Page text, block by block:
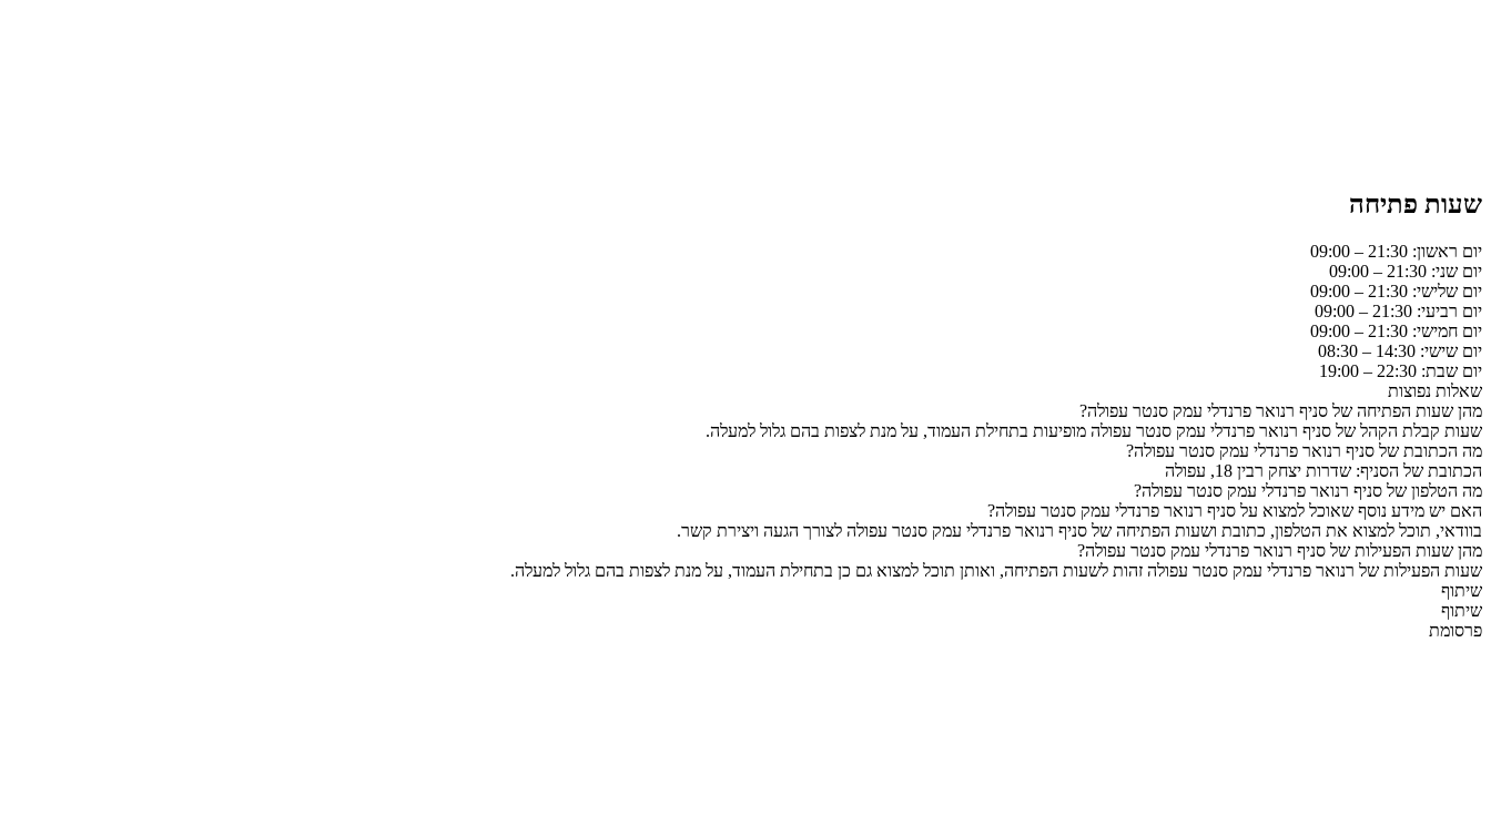
שעות פתיחה
יום ראשון: 21:30 – 09:00
יום שני: 21:30 – 09:00
יום שלישי: 21:30 – 09:00
יום רביעי: 21:30 – 09:00
יום חמישי: 21:30 – 09:00
יום שישי: 14:30 – 08:30
יום שבת: 22:30 – 19:00
שאלות נפוצות
מהן שעות הפתיחה של סניף רנואר פרנדלי עמק סנטר עפולה?
שעות קבלת הקהל של סניף רנואר פרנדלי עמק סנטר עפולה מופיעות בתחילת העמוד, על מנת לצפות בהם גלול למעלה.
מה הכתובת של סניף רנואר פרנדלי עמק סנטר עפולה?
הכתובת של הסניף: שדרות יצחק רבין 18, עפולה
מה הטלפון של סניף רנואר פרנדלי עמק סנטר עפולה?
האם יש מידע נוסף שאוכל למצוא על סניף רנואר פרנדלי עמק סנטר עפולה?
בוודאי, תוכל למצוא את הטלפון, כתובת ושעות הפתיחה של סניף רנואר פרנדלי עמק סנטר עפולה לצורך הגעה ויצירת קשר.
מהן שעות הפעילות של סניף רנואר פרנדלי עמק סנטר עפולה?
שעות הפעילות של רנואר פרנדלי עמק סנטר עפולה זהות לשעות הפתיחה, ואותן תוכל למצוא גם כן בתחילת העמוד, על מנת לצפות בהם גלול למעלה.
שיתוף
שיתוף
פרסומת